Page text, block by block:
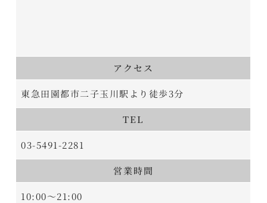
アクセス
東急田園都市二子玉川駅より徒歩3分
TEL
03-5491-2281
営業時間
10:00～21:00